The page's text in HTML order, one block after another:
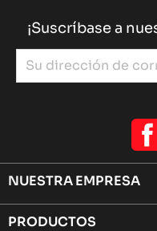
¡Suscríbase a
NUESTRA EMPRESA
PRODUCTOS